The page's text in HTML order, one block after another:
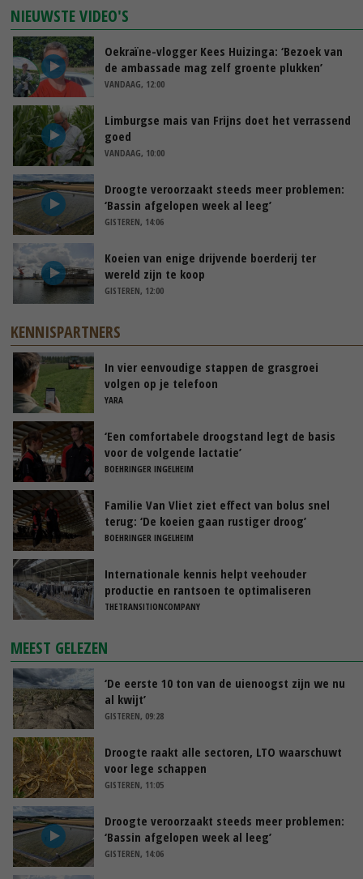
NIEUWSTE VIDEO'S
Oekraïne-vlogger Kees Huizinga: ‘Bezoek van
de ambassade mag zelf groente plukken’
VANDAAG, 12:00
Limburgse mais van Frijns doet het verrassend
goed
VANDAAG, 10:00
Droogte veroorzaakt steeds meer problemen:
‘Bassin afgelopen week al leeg’
GISTEREN, 14:06
Koeien van enige drijvende boerderij ter
wereld zijn te koop
GISTEREN, 12:00
KENNISPARTNERS
In vier eenvoudige stappen de grasgroei
volgen op je telefoon
YARA
‘Een comfortabele droogstand legt de basis
voor de volgende lactatie’
BOEHRINGER INGELHEIM
Familie Van Vliet ziet effect van bolus snel
terug: ‘De koeien gaan rustiger droog’
BOEHRINGER INGELHEIM
Internationale kennis helpt veehouder
productie en rantsoen te optimaliseren
THETRANSITIONCOMPANY
MEEST GELEZEN
‘De eerste 10 ton van de uienoogst zijn we nu
al kwijt’
GISTEREN, 09:28
Droogte raakt alle sectoren, LTO waarschuwt
voor lege schappen
GISTEREN, 11:05
Droogte veroorzaakt steeds meer problemen:
‘Bassin afgelopen week al leeg’
GISTEREN, 14:06